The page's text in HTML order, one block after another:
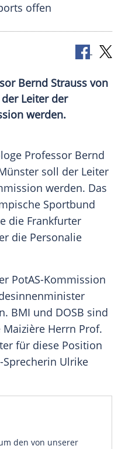
offen
Bernd Strauss von
Leiter der
werden.
Professor Bernd
soll der Leiter
werden. Das
Sportbund
die Frankfurter
die Personalie
PotAS-Kommission
BMI und DOSB sind
Maizière Herrn Prof.
für diese Position
Sprecherin Ulrike
den von unserer